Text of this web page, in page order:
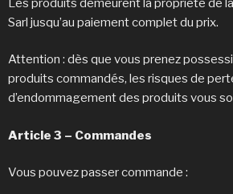
Les produits demeurent la propriété de
Sarl jusqu’au paiement complet du prix.
Attention : dès que vous prenez
produits commandés, les risques de
d’endommagement des produits vous
Article 3 – Commandes
Vous pouvez passer commande :